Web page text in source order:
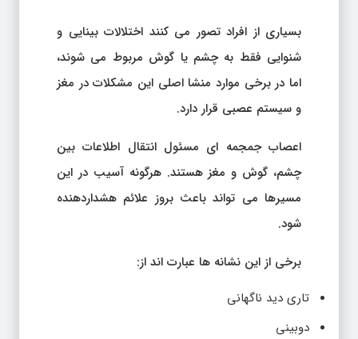
بسیاری از افراد تصور می کنند اختلالات بینایی و
شنوایی فقط به چشم یا گوش مربوط می شوند،
اما در برخی موارد منشا اصلی این مشکلات در مغز
و سیستم عصبی قرار دارد.
اعصاب جمجمه ای مسئول انتقال اطلاعات بین
چشم، گوش و مغز هستند. هرگونه آسیب در این
مسیرها می تواند باعث بروز علائم هشداردهنده
شود.
برخی از این نشانه ها عبارت اند از:
تاری دید ناگهانی
دوبینی